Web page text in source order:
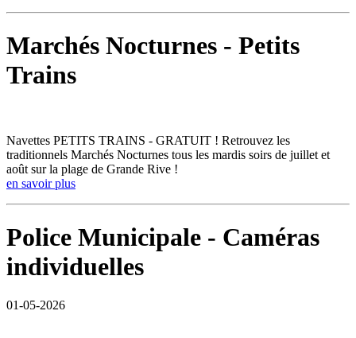
Marchés Nocturnes - Petits
Trains
Navettes PETITS TRAINS - GRATUIT ! Retrouvez les
traditionnels Marchés Nocturnes tous les mardis soirs de juillet et
août sur la plage de Grande Rive !
en savoir plus
Police Municipale - Caméras
individuelles
01-05-2026